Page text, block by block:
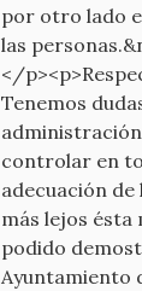
por otro lado
las
</
Tenemos
controlar en
adecuación
más lejos ésta
podido
Ayuntamiento